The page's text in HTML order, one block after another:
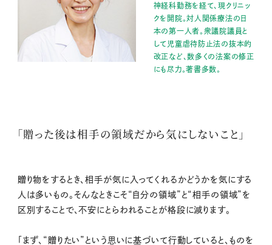
神経科勤務を経て、現クリニッ
クを開院。対人関係療法の日
本の第一人者。衆議院議員と
して児童虐待防止法の抜本的
改正など、数多くの法案の修正
にも尽力。著書多数。
「贈った後は相手の領域だから気にしないこと」
贈り物をするとき、相手が気に入ってくれるかどうかを気にする
人は多いもの。そんなときこそ“自分の領域”と“相手の領域”を
区別することで、不安にとらわれることが格段に減ります。
「まず、“贈りたい”という思いに基づいて行動していると、ものを